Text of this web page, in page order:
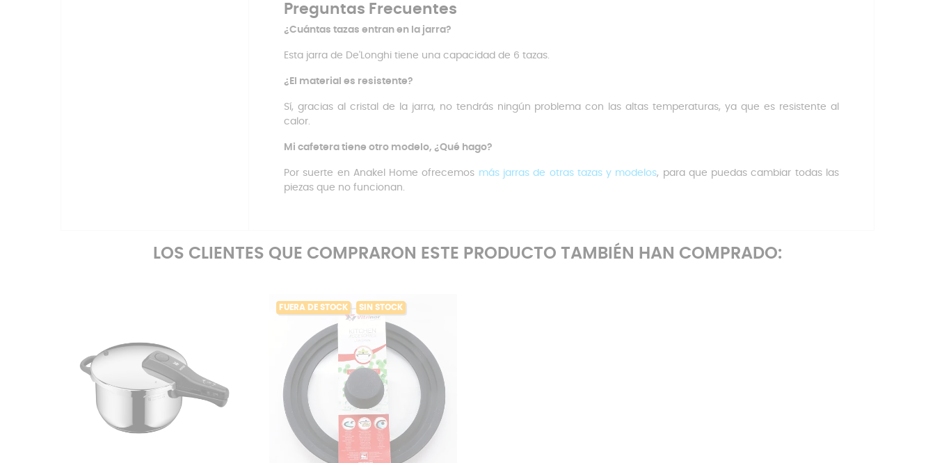
Preguntas Frecuentes
¿Cuántas tazas entran en la jarra?
Esta jarra de De'Longhi tiene una capacidad de 6 tazas.
¿El material es resistente?
Sí, gracias al cristal de la jarra, no tendrás ningún problema con las altas temperaturas, ya que es resistente al
calor.
Mi cafetera tiene otro modelo, ¿Qué hago?
Por suerte en Anakel Home ofrecemos más jarras de otras tazas y modelos, para que puedas cambiar todas las
piezas que no funcionan.
LOS CLIENTES QUE COMPRARON ESTE PRODUCTO TAMBIÉN HAN COMPRADO:
FUERA DE STOCK SIN STOCK